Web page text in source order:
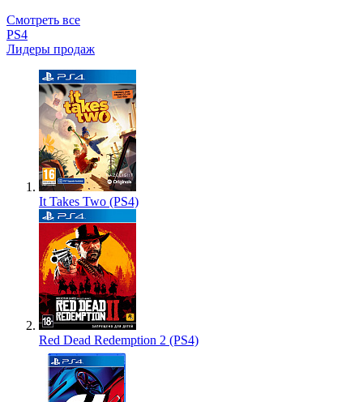
Смотреть все
PS4
Лидеры продаж
It Takes Two (PS4)
Red Dead Redemption 2 (PS4)